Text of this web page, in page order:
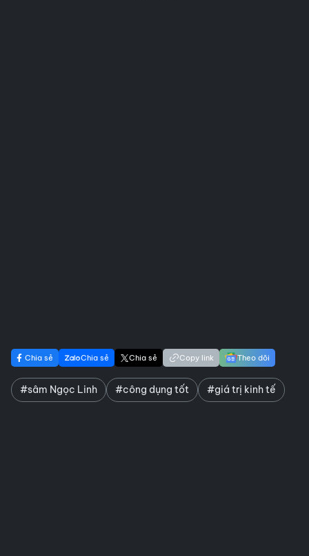
Chia sẻ Chia sẻ Chia sẻ Copy link Theo dõi
#sâm Ngọc Linh #công dụng tốt #giá trị kinh tế